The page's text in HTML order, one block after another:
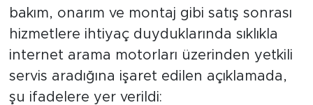
bakım, onarım ve montaj gibi satış sonrası
hizmetlere ihtiyaç duyduklarında sıklıkla
internet arama motorları üzerinden yetkili
servis aradığına işaret edilen açıklamada,
şu ifadelere yer verildi: